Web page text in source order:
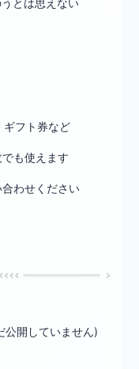
ギフト券など
も使えます
わせください
開していません)